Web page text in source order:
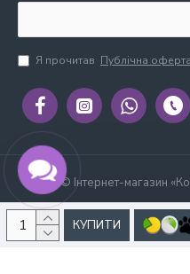
КУПИТИ
Я прочитав Публічна оферта
© Інтернет-магазин